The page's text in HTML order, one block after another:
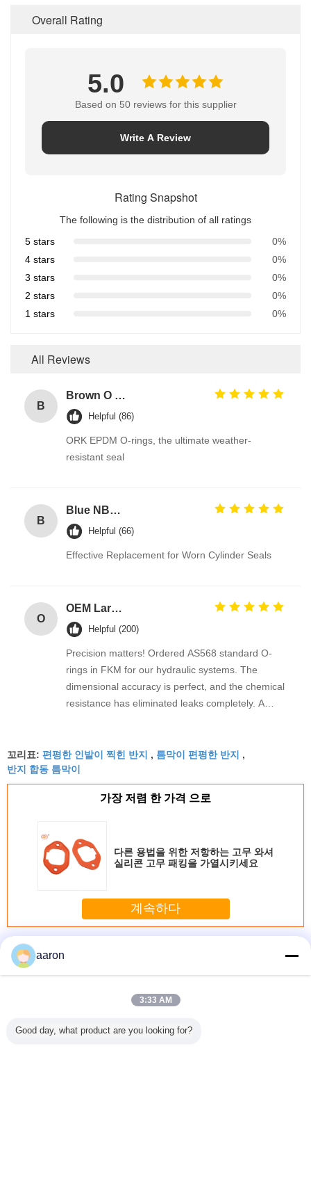
Overall Rating
5.0
Based on 50 reviews for this supplier
Write A Review
Rating Snapshot
The following is the distribution of all ratings
5 stars
0%
4 stars
0%
3 stars
0%
2 stars
0%
1 stars
0%
All Reviews
B
Brown O Ring epdm Durable Material For Automotive Efficiency And Performance
Helpful (86)
ORK EPDM O-rings, the ultimate weather-
resistant seal
B
Blue NBR U Cup Ring Seal for Hydraulic Cylinders with Excellent Abrasion-Resistance and Good Rebound Resistance
Helpful (66)
Effective Replacement for Worn Cylinder Seals
O
OEM Large Sizes Metric Inch Oring
Helpful (200)
Precision matters! Ordered AS568 standard O-
rings in FKM for our hydraulic systems. The
dimensional accuracy is perfect, and the chemical
resistance has eliminated leaks completely. A
꼬리표: 편평한 인발이 찍힌 반지 , 틈막이 편평한 반지 ,
반지 합동 틈막이
가장 저렴 한 가격 으로
다른 용법을 위한 저항하는 고무 와셔
실리콘 고무 패킹을 가열시키세요
계속하다
더 많은 것
명확한 편평한 반
지 틈막이/방수 실
쾌활한 고무 O 반
지 편평한 세탁기/
aaron
3:33 AM
Good day, what product are you looking for?